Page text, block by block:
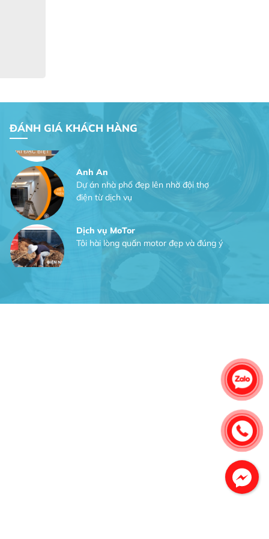
ĐÁNH GIÁ KHÁCH HÀNGGia Đình chúng tôi rất hài lòng dịch vụ
Anh An
Dự án nhà phố đẹp lên nhờ đội thợ
điện từ dịch vụ
Dịch vụ MoTor
Tôi hài lòng quấn motor đẹp và đúng ý
sản phẩm chất lượng rất tốt sản phẩm